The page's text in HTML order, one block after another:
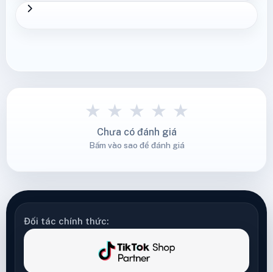
★ ★ ★ ★ ★
Chưa có đánh giá
Bấm vào sao để đánh giá
Đối tác chính thức: